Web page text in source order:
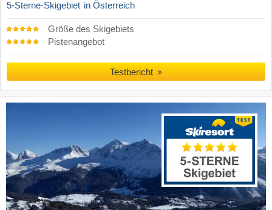
5-Sterne-Skigebiet in Österreich
Größe des Skigebiets
Pistenangebot
Testbericht